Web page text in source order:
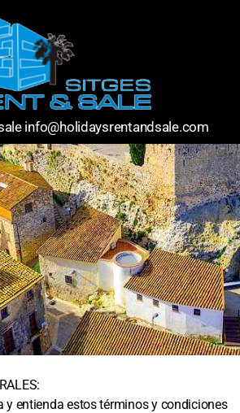
info@holidaysrentandsale.com
y entienda estos términos y condiciones